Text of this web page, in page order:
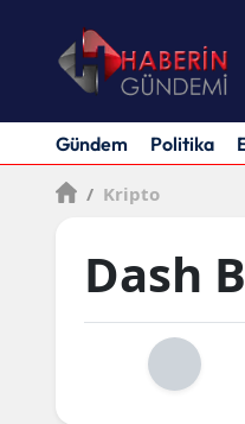
Gündem Politika
/ Kripto
Dash